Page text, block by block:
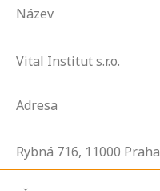
Název
Vital Institut s.r.o.
Adresa
Rybná 716, 11000 Praha